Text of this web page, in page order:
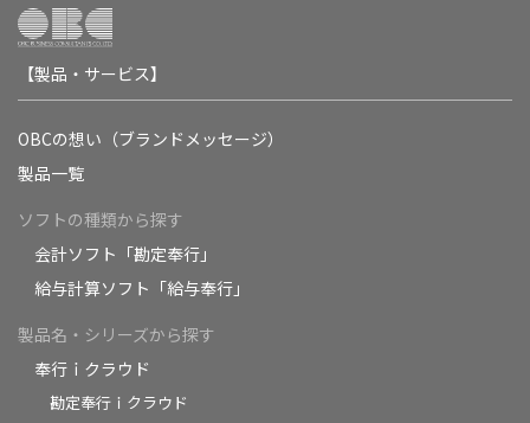
【製品・サービス】
OBCの想い（ブランドメッセージ）
製品一覧
ソフトの種類から探す
会計ソフト「勘定奉行」
給与計算ソフト「給与奉行」
製品名・シリーズから探す
奉行ｉクラウド
勘定奉行ｉクラウド